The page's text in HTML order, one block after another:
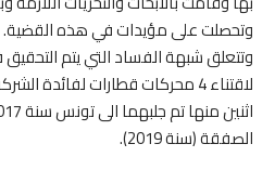
وتحصلت على مؤيدات في هذه القضية.
وتتعلق شبهة الفساد التي يتم
لاقتناء 4 محركات قطارات لفائدة
الصفقة (سنة 2019).